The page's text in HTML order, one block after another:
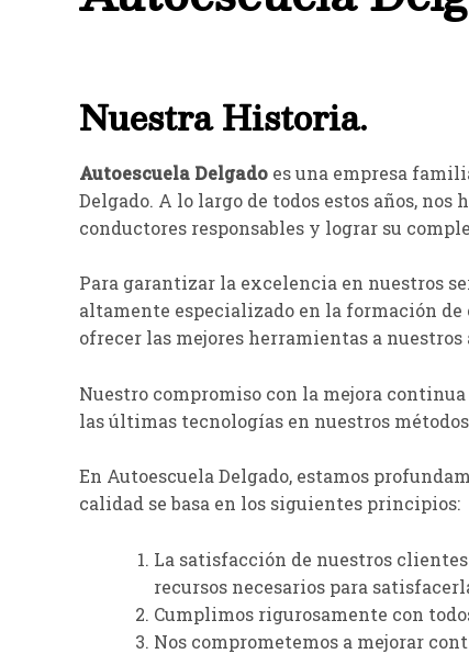
Nuestra Historia.
Autoescuela Delgado es una empresa
Delgado. A lo largo de todos estos años,
conductores responsables y lograr su
Para garantizar la excelencia en nuestros
altamente especializado en la formación
ofrecer las mejores herramientas a nuestros
Nuestro compromiso con la mejora
las últimas tecnologías en nuestros
En Autoescuela Delgado, estamos
calidad se basa en los siguientes principios:
La satisfacción de nuestros
recursos necesarios para
Cumplimos rigurosamente con
Nos comprometemos a mejorar